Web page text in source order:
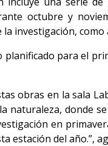
octubre y
investigación,
planificado para el
obras en la sala
naturaleza, donde
en
estación del año.”,